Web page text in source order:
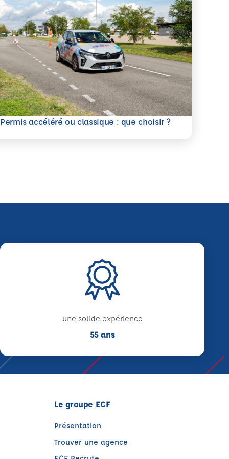
Permis accéléré ou classique : que choisir ?
plus
une solide expérience
55 ans
Le groupe ECF
Présentation
Trouver une agence